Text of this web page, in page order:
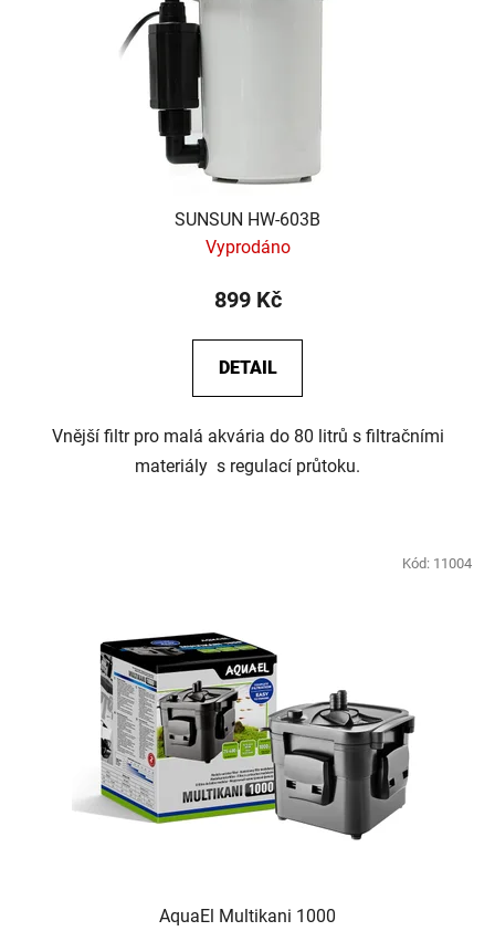
SUNSUN HW-603B
Vyprodáno
899 Kč
DETAIL
Vnější filtr pro malá akvária do 80 litrů s filtračními
materiály s regulací průtoku.
AquaEl Multikani 1000
Kód: 11004